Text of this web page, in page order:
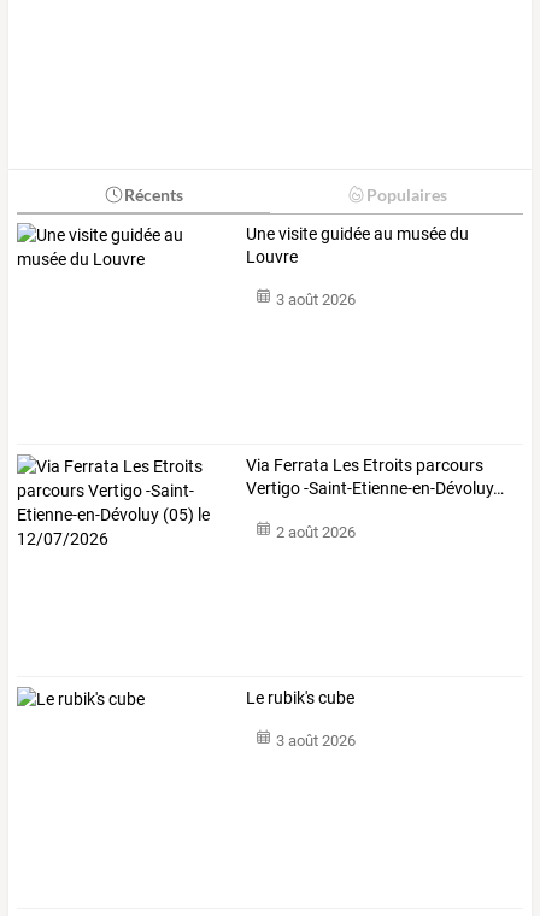
Récents Populaires
Une visite guidée au musée du
Louvre
3 août 2026
Via Ferrata Les Etroits parcours
Vertigo-Saint-Etienne-en-Dévoluy…
2 août 2026
Le rubik's cube
3 août 2026